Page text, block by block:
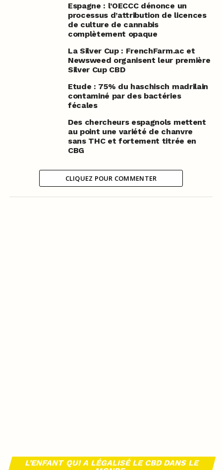
Espagne : l’OECCC dénonce un
processus d’attribution de licences
de culture de cannabis
complètement opaque
La Silver Cup : FrenchFarm.ac et
Newsweed organisent leur première
Silver Cup CBD
Etude : 75% du haschisch madrilain
contaminé par des bactéries
fécales
Des chercheurs espagnols mettent
au point une variété de chanvre
sans THC et fortement titrée en
CBG
CLIQUEZ POUR COMMENTER
L’ENFANT QUI A LÉGALISÉ LE CBD DANS LE